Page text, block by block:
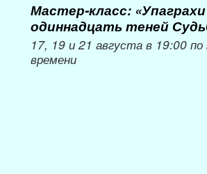
Мастер-класс:
одиннадцать теней
17, 19 и 21 августа в 19:00 по
времени